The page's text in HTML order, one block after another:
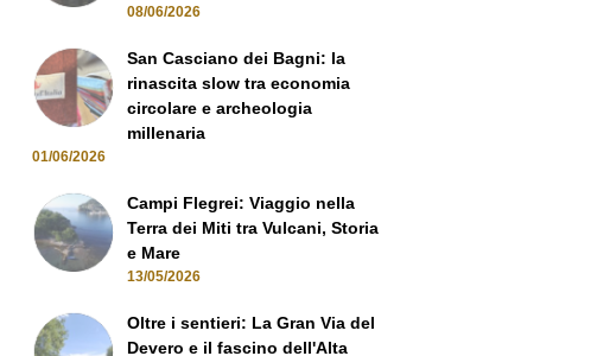
08/06/2026
San Casciano dei Bagni: la
rinascita slow tra economia
circolare e archeologia
millenaria
01/06/2026
Campi Flegrei: Viaggio nella
Terra dei Miti tra Vulcani, Storia
e Mare
13/05/2026
Oltre i sentieri: La Gran Via del
Devero e il fascino dell'Alta